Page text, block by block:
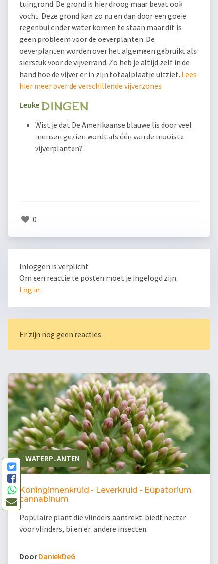
tuingrond. De grond is hier droog maar bevat ook
vocht. Deze grond kan zo nu en dan door een goeie
regenbui onder water komen te staan maar dit is
geen probleem voor de oeverplanten. De
oeverplanten worden over het algemeen gebruikt als
sierstuk voor de vijverrand. Zo heb je altijd zelf in de
hand hoe de vijver er in zijn totaalplaatje uitziet. Lees
hier meer over de verschillende vijverzones
Leuke
Wist je dat De Amerikaanse blauwe lis door veel
mensen gezien wordt als één van de mooiste
vijverplanten?
0
Inloggen is verplicht
Om een reactie te posten moet je ingelogd zijn
Log in
Er zijn nog geen reacties.
WATERPLANTEN
Koninginnenkruid - Leverkruid - Eupatorium
cannabinum
Populaire plant die vlinders aantrekt. biedt nectar
voor vlinders, bijen en andere insecten.
Door DaniekDeG